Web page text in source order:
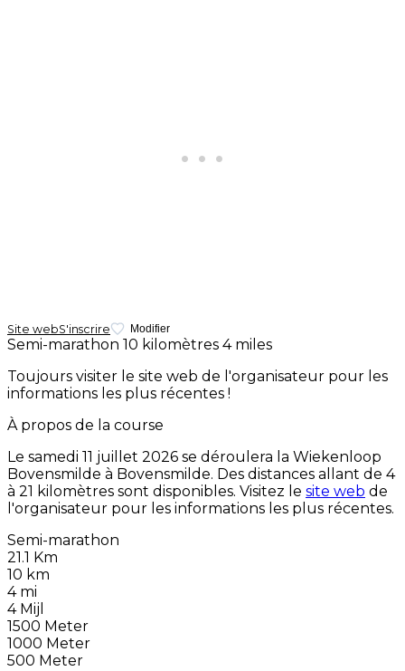
Site webS'inscrire Modifier
Semi-marathon 10 kilomètres 4 miles
Toujours visiter le site web de l'organisateur pour les
informations les plus récentes !
À propos de la course
Le samedi 11 juillet 2026 se déroulera la Wiekenloop
Bovensmilde à Bovensmilde. Des distances allant de 4
à 21 kilomètres sont disponibles. Visitez le site web de
l'organisateur pour les informations les plus récentes.
Semi-marathon
21.1 Km
10 km
4 mi
4 Mijl
1500 Meter
1000 Meter
500 Meter